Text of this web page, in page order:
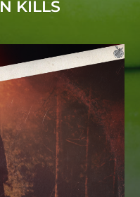
KILLS